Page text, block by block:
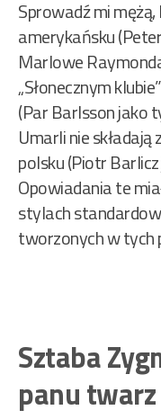
Sprowadź mi
amerykańsku
Marlowe
„Słonecznym
(Par Barlsson jako
Umarli nie
polsku (Piotr
Opowiadania te
stylach
tworzonych w tych
Sztaba
panu